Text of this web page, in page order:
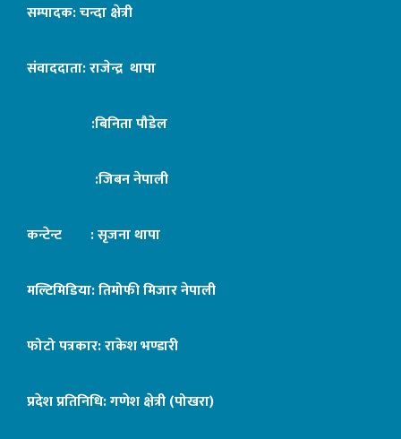
सम्पादक: चन्दा क्षेत्री
संवाददाता: राजेन्द्र थापा
:बिनिता पौडेल
:जिबन नेपाली
कन्टेन्ट : सृजना थापा
मल्टिमिडिया: तिमोफी मिजार नेपाली
फोटो पत्रकार: राकेश भण्डारी
प्रदेश प्रतिनिधि: गणेश क्षेत्री (पोखरा)